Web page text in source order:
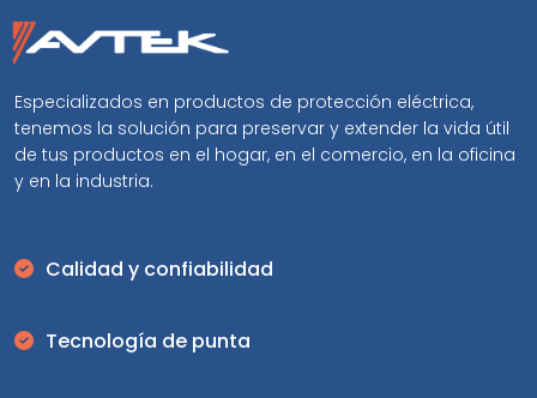
Especializados en productos de protección eléctrica,
tenemos la solución para preservar y extender la vida útil
de tus productos en el hogar, en el comercio, en la oficina
y en la industria.
Calidad y confiabilidad
Tecnología de punta